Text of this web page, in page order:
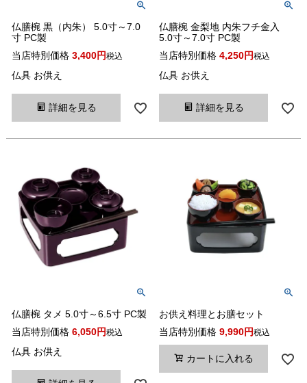
仏膳椀 黒（内朱） 5.0寸～7.0
寸 PC製
当店特別価格 3,400 税込
仏具 お供え
詳細を見る
仏膳椀 金梨地 内朱フチ金入
5.0寸～7.0寸 PC製
当店特別価格 4,250 税込
仏具 お供え
詳細を見る
仏膳椀 タメ 5.0寸～6.5寸 PC製
当店特別価格 6,050 税込
仏具 お供え
お供え料理とお膳セット
当店特別価格 9,990 税込
カートに入れる